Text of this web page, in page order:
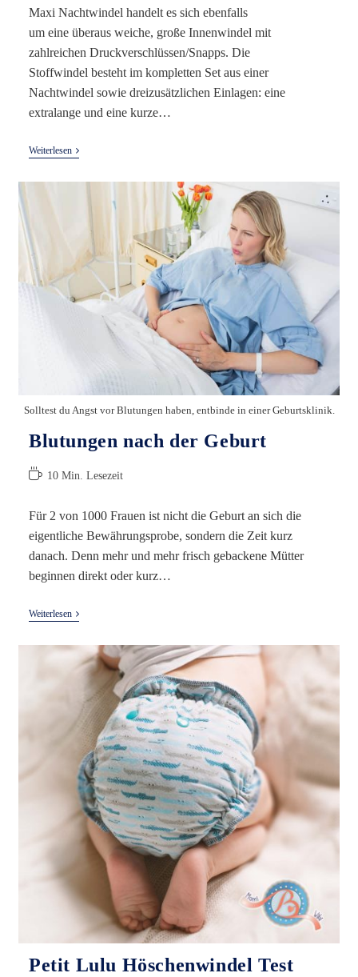
Maxi Nachtwindel handelt es sich ebenfalls
um eine überaus weiche, große Innenwindel mit
zahlreichen Druckverschlüssen/Snapps. Die
Stoffwindel besteht im kompletten Set aus einer
Nachtwindel sowie dreizusätzlichen Einlagen: eine
extralange und eine kurze…
WeiterlesenPetit
Solltest du Angst vor Blutungen haben, entbinde in einer Geburtsklinik.
Blutungen nach der Geburt
Lesedauer:
10 Min. Lesezeit
Für 2 von 1000 Frauen ist nicht die Geburt an sich die
eigentliche Bewährungsprobe, sondern die Zeit kurz
danach. Denn mehr und mehr frisch gebackene Mütter
beginnen direkt oder kurz…
WeiterlesenBlutungen
Geburt
Petit Lulu Höschenwindel Test